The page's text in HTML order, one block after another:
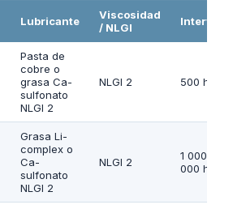
Lubricante
Viscosidad
/ NLGI
Intervalo
Pasta de
cobre o
grasa Ca-
sulfonato
NLGI 2
NLGI 2 500 h
Grasa Li-
complex o
Ca-
sulfonato
NLGI 2
NLGI 2
1 000–2
000 h